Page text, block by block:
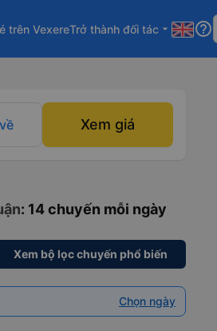
trên VexereTrở thành đối tác arrow_drop_down help_outline
Xem giá
: 14 chuyến mỗi ngày
Xem bộ lọc chuyến phổ biến
Chọn ngày